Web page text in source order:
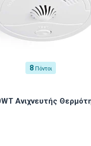
8 Πόντοι
Ανιχνευτής